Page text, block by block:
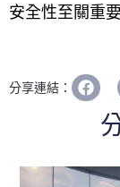
安全性至關重
分享連結：